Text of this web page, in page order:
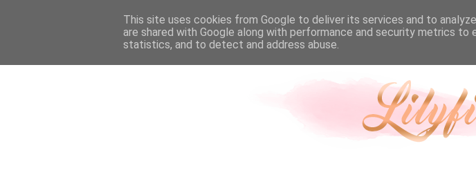
This site uses cookies from Google to deliver its services and to
are shared with Google along with performance and security metrics to
statistics, and to detect and address abuse.